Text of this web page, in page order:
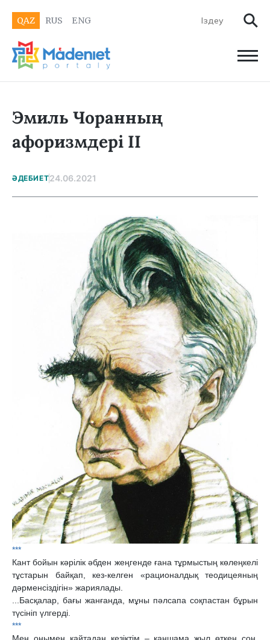
QAZ RUS ENG
Эмиль Чоранның
афоризмдері II
ӘДЕБИЕТ24.06.2021
***
Кант бойын кәрілік әбден жеңгенде ғана тұрмыстың көлеңкелі
тұстарын байқап, кез-келген «рационалдық теодицеяның
дәрменсіздігін» жариялады.
...Басқалар, бағы жанғанда, мұны пәлсапа соқпастан бұрын
түсініп үлгерді.
***
Мен онымен қайтадан кезіктім – қаншама жыл өткен соң,